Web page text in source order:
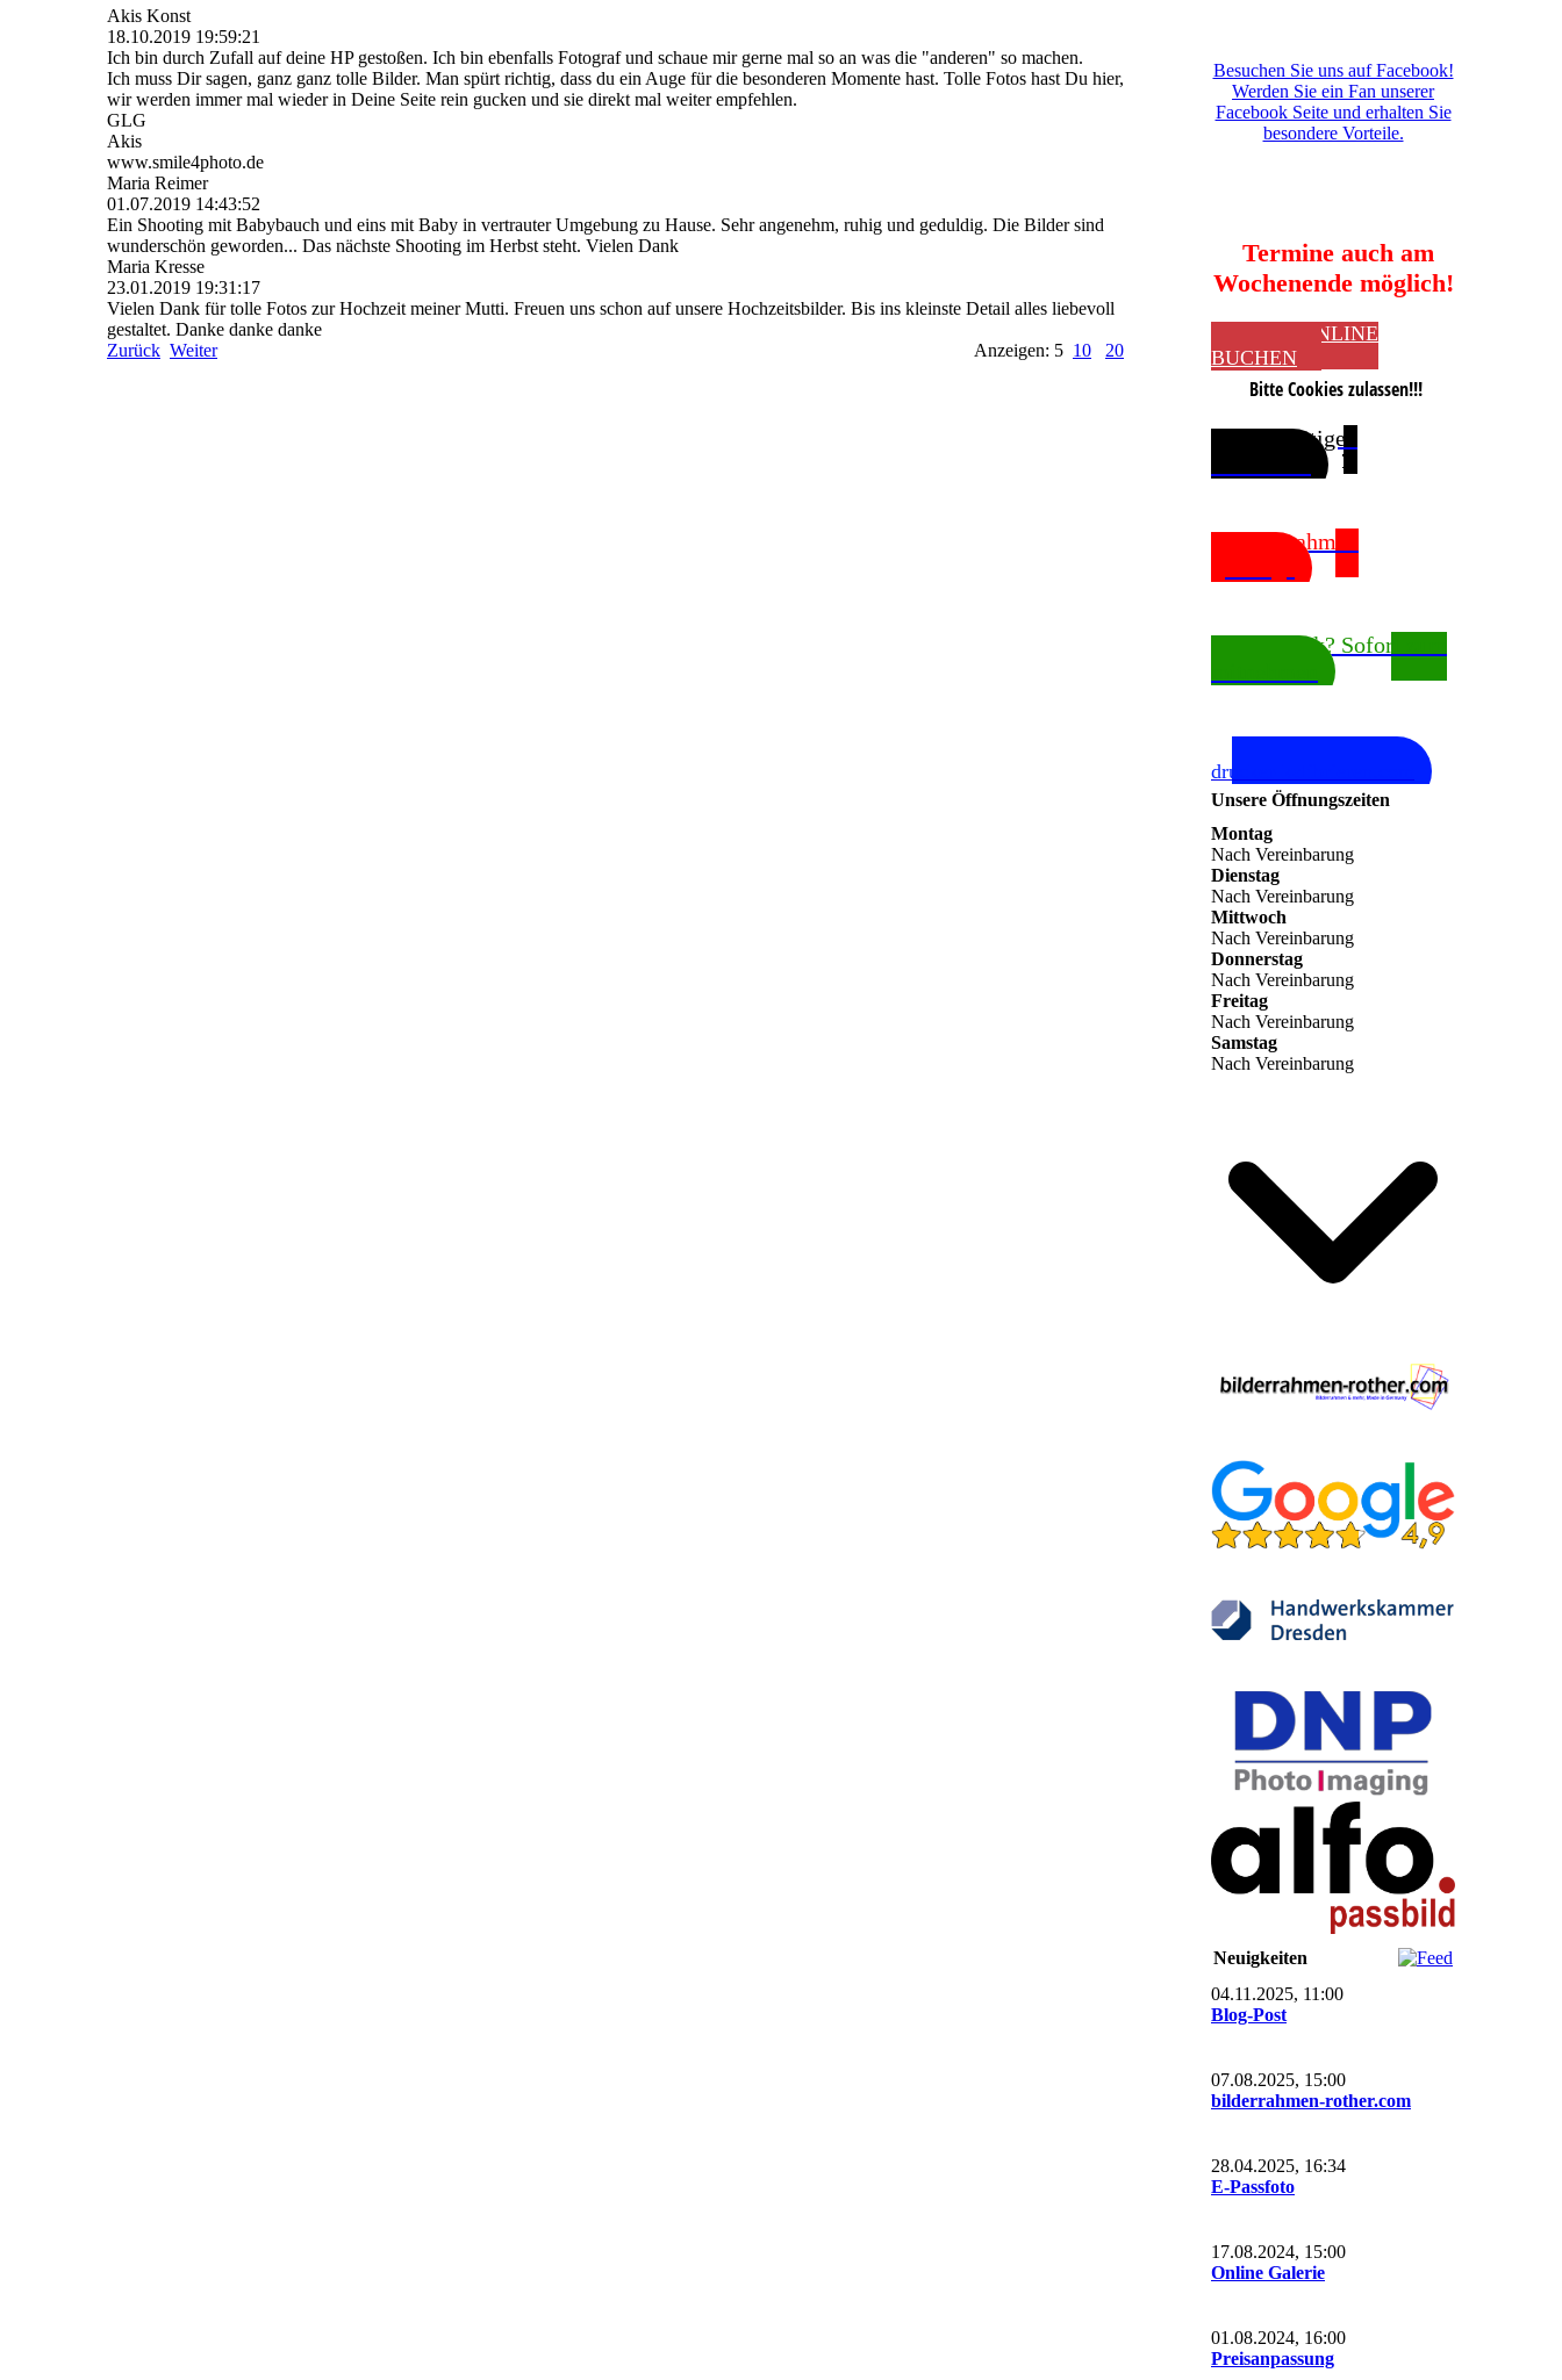
Akis Konst
18.10.2019 19:59:21
Ich bin durch Zufall auf deine HP gestoßen. Ich bin ebenfalls Fotograf und schaue mir gerne mal so an was die "anderen" so machen.
Ich muss Dir sagen, ganz ganz tolle Bilder. Man spürt richtig, dass du ein Auge für die besonderen Momente hast. Tolle Fotos hast Du hier,
wir werden immer mal wieder in Deine Seite rein gucken und sie direkt mal weiter empfehlen.
GLG
Akis
www.smile4photo.de
Maria Reimer
01.07.2019 14:43:52
Ein Shooting mit Babybauch und eins mit Baby in vertrauter Umgebung zu Hause. Sehr angenehm, ruhig und geduldig. Die Bilder sind
wunderschön geworden... Das nächste Shooting im Herbst steht. Vielen Dank
Maria Kresse
23.01.2019 19:31:17
Vielen Dank für tolle Fotos zur Hochzeit meiner Mutti. Freuen uns schon auf unsere Hochzeitsbilder. Bis ins kleinste Detail alles liebevoll
gestaltet. Danke danke danke
Zurück Weiter Anzeigen: 5 10 20
Besuchen Sie uns auf Facebook!
Werden Sie ein Fan unserer
Facebook Seite und erhalten Sie
besondere Vorteile.
Termine auch am
Wochenende möglich!
JETZT ONLINE
BUCHEN
Bitte Cookies zulassen!!!
Sie benötigen
Bilderrahmen
Fotodruck? Sofort zum
drucker-kalibrieren.com
Unsere Öffnungszeiten
Montag
Nach Vereinbarung
Dienstag
Nach Vereinbarung
Mittwoch
Nach Vereinbarung
Donnerstag
Nach Vereinbarung
Freitag
Nach Vereinbarung
Samstag
Nach Vereinbarung
Neuigkeiten
04.11.2025, 11:00
Blog-Post
07.08.2025, 15:00
bilderrahmen-rother.com
28.04.2025, 16:34
E-Passfoto
17.08.2024, 15:00
Online Galerie
01.08.2024, 16:00
Preisanpassung